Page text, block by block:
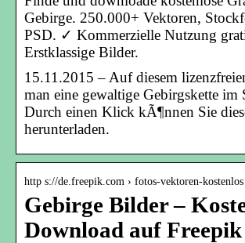
Gebirge. 250.000+ Vektoren,
PSD. ✓ Kommerzielle Nutzung
Erstklassige Bilder.
15.11.2015 – Auf diesem
man eine gewaltige Gebirgskette im
Durch einen Klick kÃ¶nnen Sie
herunterladen.
http s://de.freepik.com › fotos-vektoren-kostenlos
Gebirge Bilder –
Download auf Freepik